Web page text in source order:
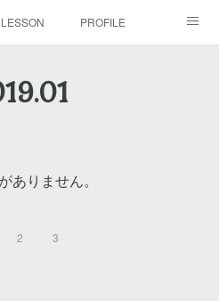
LESSON PROFILE
.01
ありません。
2 3